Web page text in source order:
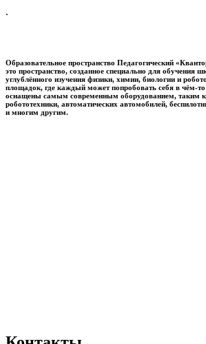
.
Образовательное пространство Педагогический
это пространство, созданное специально для обучения
углублённого изучения физики, химии, биологии и
площадок, где каждый может попробовать себя в чём-
оснащены самым современным оборудованием, таким
робототехники, автоматических автомобилей,
и многим другим.